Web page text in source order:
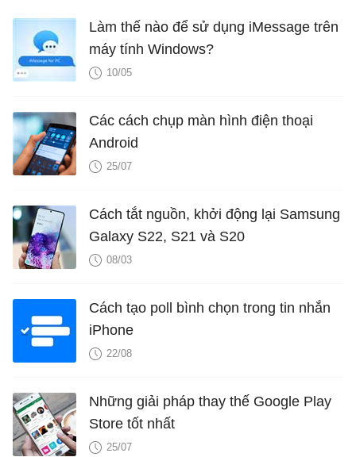
Làm thế nào để sử dụng iMessage trên
máy tính Windows?
10/05
Các cách chụp màn hình điện thoại
Android
25/07
Cách tắt nguồn, khởi động lại Samsung
Galaxy S22, S21 và S20
08/03
Cách tạo poll bình chọn trong tin nhắn
iPhone
22/08
Những giải pháp thay thế Google Play
Store tốt nhất
25/07